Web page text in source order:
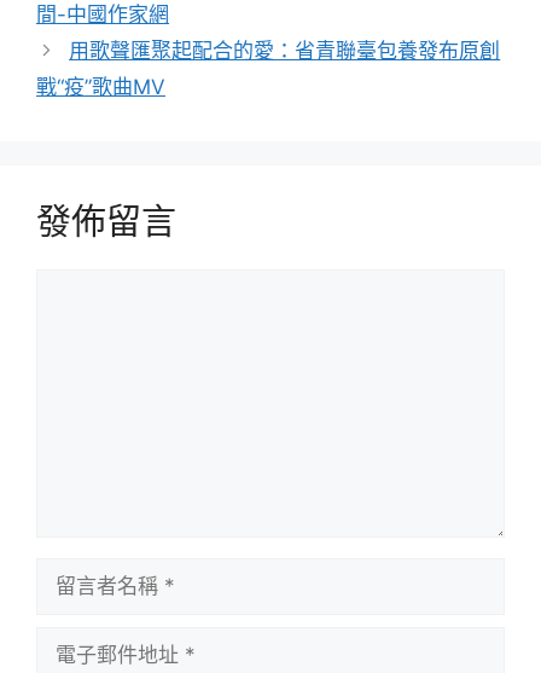
間-中國作家網
用歌聲匯聚起配合的愛：省青聯臺包養發布原創
戰“疫”歌曲MV
發佈留言